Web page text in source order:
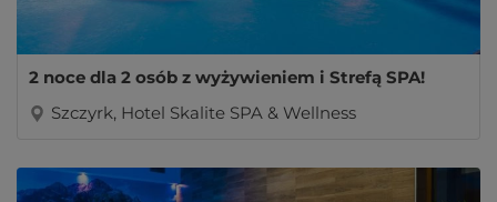
2 noce dla 2 osób z wyżywieniem i Strefą SPA!
Szczyrk, Hotel Skalite SPA & Wellness